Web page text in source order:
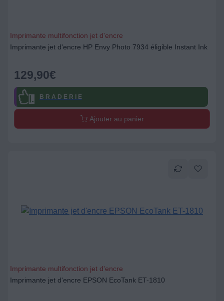
Imprimante multifonction jet d'encre
Imprimante jet d'encre HP Envy Photo 7934 éligible Instant Ink
129,90€
B R A D E R I E
Ajouter au panier
Imprimante multifonction jet d'encre
Imprimante jet d'encre EPSON EcoTank ET-1810